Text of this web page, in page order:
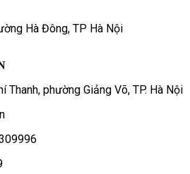
Hà Đông, TP Hà Nội
Thanh, phường Giảng Võ, TP. Hà Nội